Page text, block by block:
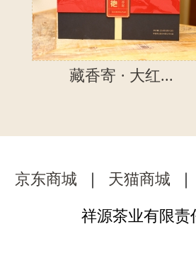
藏香寄 · 大红...
京东商城 ｜ 天猫商城 ｜
祥源茶业有限